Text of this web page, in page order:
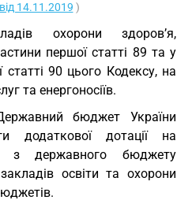
14.11.2019 )
охорони здоров’я,
першої статті 89 та у
статті 90 цього Кодексу, на
та енергоносіїв.
бюджет України
додаткової дотації на
з державного бюджету
освіти та охорони